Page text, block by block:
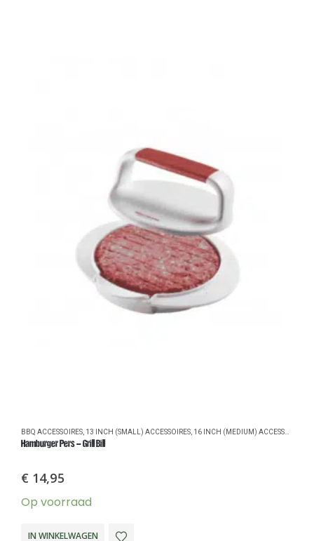
BBQ ACCESSOIRES 13 INCH (SMALL) ACCESSOIRES 16 INCH (MEDIUM) ACCESSOIRES
Hamburger Pers – Grill Bill
€ 14,95
Op voorraad
IN WINKELWAGEN